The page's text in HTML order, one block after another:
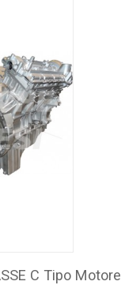
C Tipo Motore